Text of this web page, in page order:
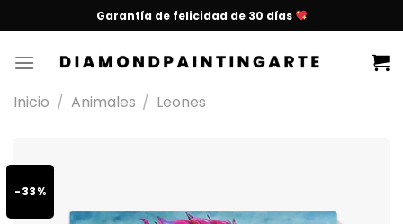
Garantía de felicidad de 30 días
Inicio / Animales / Leones
-33%